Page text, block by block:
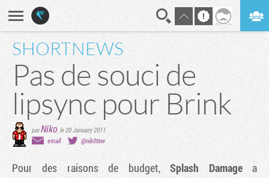
SHORTNEWS
Pas de souci de
lipsync pour Brink
parNiko,le 20 January 2011
email
@nik0tine
Pour des raisons de budget,Splash Damagea